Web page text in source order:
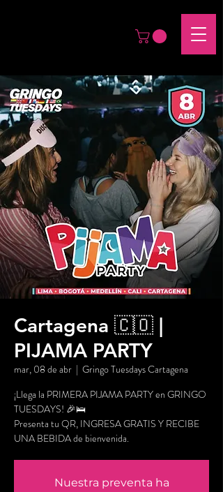
Cartagena 🇨🇴 |
PIJAMA PARTY
mar, 08 de abr
  |
Gringo Tuesdays Cartagena
¡Llega la PRIMERA PIJAMA PARTY en GRINGO
TUESDAYS! 🎉🛌
Presenta tu QR, INGRESA GRATIS Y RECIBE
UNA BEBIDA de bienvenida.
Nuestra preventa ha